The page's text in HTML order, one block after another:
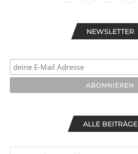
NEWSLETTER
ALLE BEITRÄGE